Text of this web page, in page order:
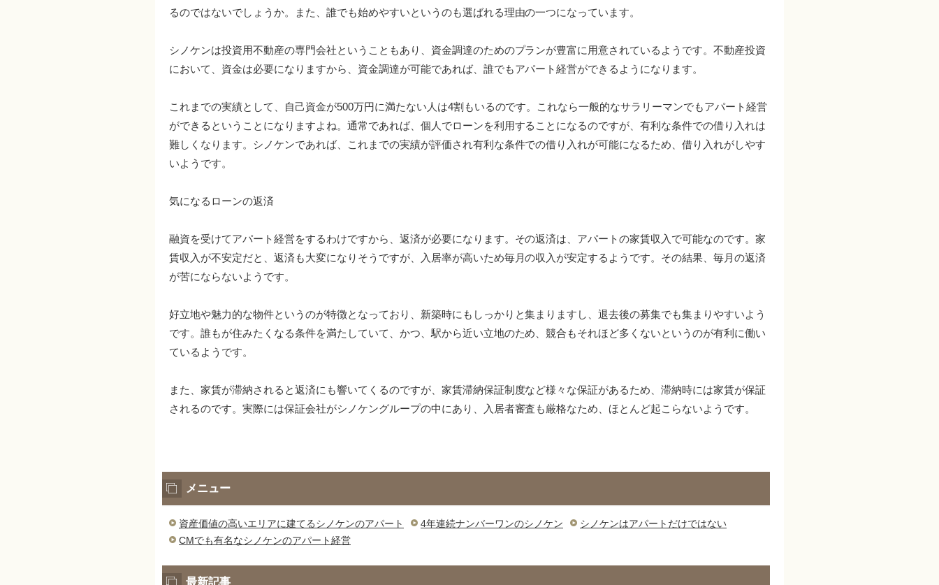
るのではないでしょうか。また、誰でも始めやすいというのも選ばれる理由の一つになっています。
シノケンは投資用不動産の専門会社ということもあり、資金調達のためのプランが豊富に用意されているようです。不動産投資
において、資金は必要になりますから、資金調達が可能であれば、誰でもアパート経営ができるようになります。
これまでの実績として、自己資金が500万円に満たない人は4割もいるのです。これなら一般的なサラリーマンでもアパート経営
ができるということになりますよね。通常であれば、個人でローンを利用することになるのですが、有利な条件での借り入れは
難しくなります。シノケンであれば、これまでの実績が評価され有利な条件での借り入れが可能になるため、借り入れがしやす
いようです。
気になるローンの返済
融資を受けてアパート経営をするわけですから、返済が必要になります。その返済は、アパートの家賃収入で可能なのです。家
賃収入が不安定だと、返済も大変になりそうですが、入居率が高いため毎月の収入が安定するようです。その結果、毎月の返済
が苦にならないようです。
好立地や魅力的な物件というのが特徴となっており、新築時にもしっかりと集まりますし、退去後の募集でも集まりやすいよう
です。誰もが住みたくなる条件を満たしていて、かつ、駅から近い立地のため、競合もそれほど多くないというのが有利に働い
ているようです。
また、家賃が滞納されると返済にも響いてくるのですが、家賃滞納保証制度など様々な保証があるため、滞納時には家賃が保証
されるのです。実際には保証会社がシノケングループの中にあり、入居者審査も厳格なため、ほとんど起こらないようです。
メニュー
資産価値の高いエリアに建てるシノケンのアパート 4年連続ナンバーワンのシノケン
シノケンはアパートだけではない
CMでも有名なシノケンのアパート経営
最新記事